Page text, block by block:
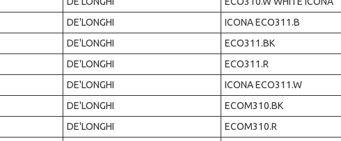
DE'LONGHI
ICONA ECO311.B
DE'LONGHI
ECO311.BK
DE'LONGHI
ECO311.R
DE'LONGHI
ICONA ECO311.W
DE'LONGHI
ECOM310.BK
DE'LONGHI
ECOM310.R